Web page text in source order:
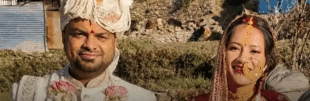
सचिवालय
के
कार्मिक
पर
सरकारी
शिक्षिका
पत्नी